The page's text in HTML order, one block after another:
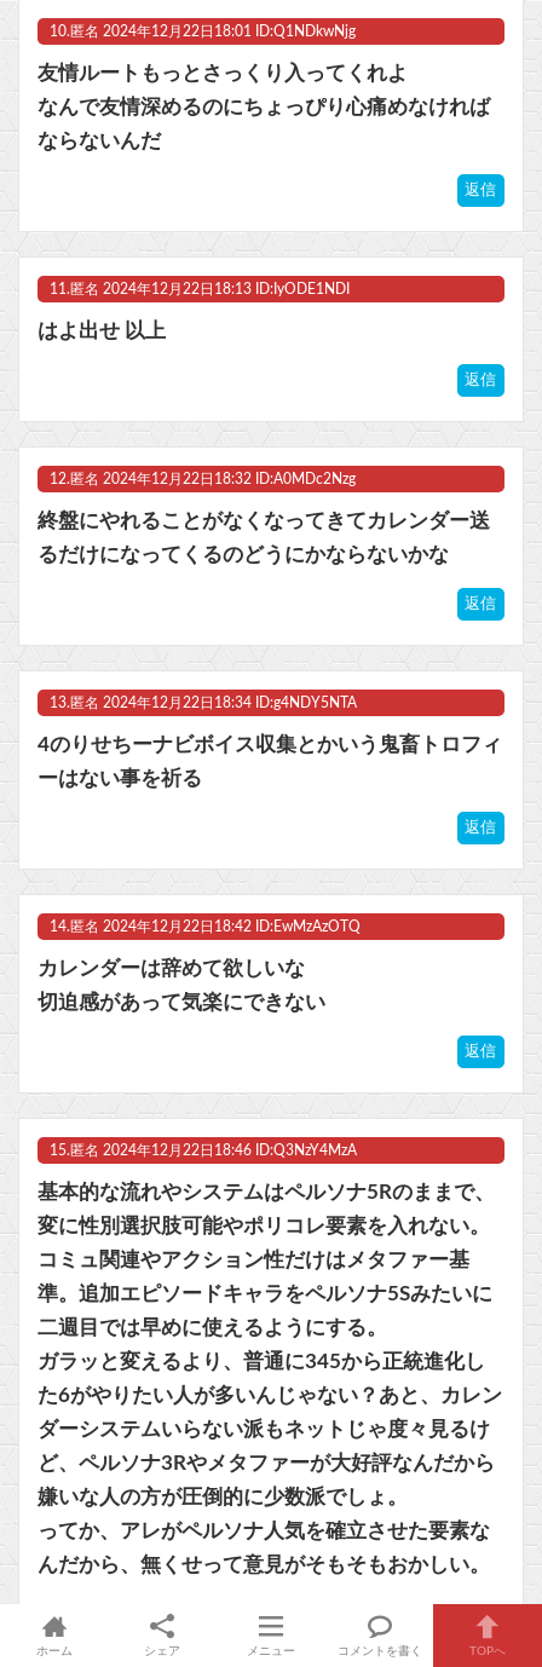
10. 匿名 2024年12月22日18:01 ID:Q1NDkwNjg
友情ルートもっとさっくり入ってくれよ
なんで友情深めるのにちょっぴり心痛めなければ
ならないんだ
返信
11. 匿名 2024年12月22日18:13 ID:IyODE1NDI
はよ出せ 以上
返信
12. 匿名 2024年12月22日18:32 ID:A0MDc2Nzg
終盤にやれることがなくなってきてカレンダー送
るだけになってくるのどうにかならないかな
返信
13. 匿名 2024年12月22日18:34 ID:g4NDY5NTA
4のりせちーナビボイス収集とかいう鬼畜トロフィ
ーはない事を祈る
返信
14. 匿名 2024年12月22日18:42 ID:EwMzAzOTQ
カレンダーは辞めて欲しいな
切迫感があって気楽にできない
返信
15. 匿名 2024年12月22日18:46 ID:Q3NzY4MzA
基本的な流れやシステムはペルソナ5Rのままで、
変に性別選択肢可能やポリコレ要素を入れない。
コミュ関連やアクション性だけはメタファー基
準。追加エピソードキャラをペルソナ5Sみたいに
二週目では早めに使えるようにする。
ガラッと変えるより、普通に345から正統進化し
た6がやりたい人が多いんじゃない？あと、カレン
ダーシステムいらない派もネットじゃ度々見るけ
ど、ペルソナ3Rやメタファーが大好評なんだから
嫌いな人の方が圧倒的に少数派でしょ。
ってか、アレがペルソナ人気を確立させた要素な
んだから、無くせって意見がそもそもおかしい。
ホーム シェア メニュー コメントを書く TOPへ